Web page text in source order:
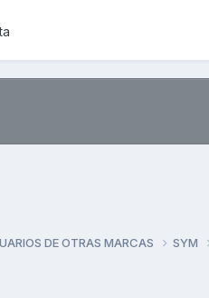
DE OTRAS MARCAS SYM